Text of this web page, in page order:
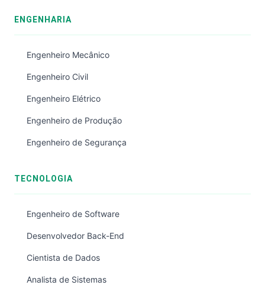
ENGENHARIA
Engenheiro Mecânico
Engenheiro Civil
Engenheiro Elétrico
Engenheiro de Produção
Engenheiro de Segurança
TECNOLOGIA
Engenheiro de Software
Desenvolvedor Back-End
Cientista de Dados
Analista de Sistemas